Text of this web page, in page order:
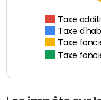
Taxe
Taxe
Taxe
Taxe